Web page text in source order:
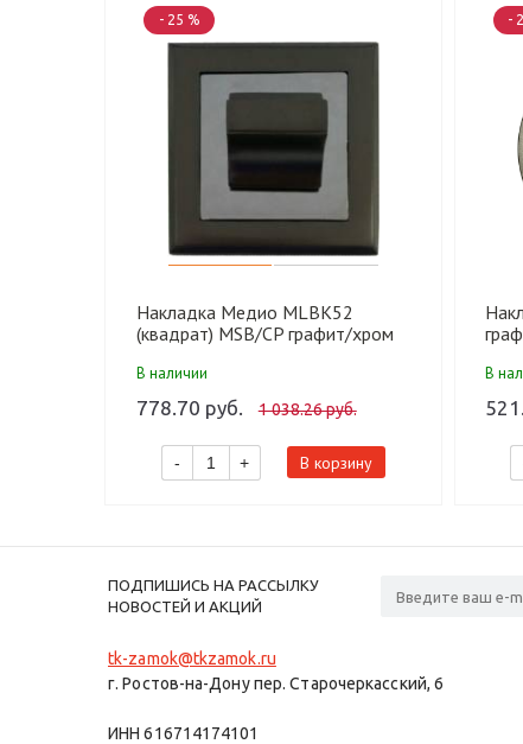
- 25 %
Накладка Медио MLBK52
(квадрат) MSB/CP графит/хром
В наличии
778.70 руб. 1 038.26 руб.
- + В корзину
-
В
ПОДПИШИСЬ НА РАССЫЛКУ
НОВОСТЕЙ И АКЦИЙ
tk-zamok@tkzamok.ru
г. Ростов-на-Дону пер. Старочеркасский, 6
ИНН 616714174101